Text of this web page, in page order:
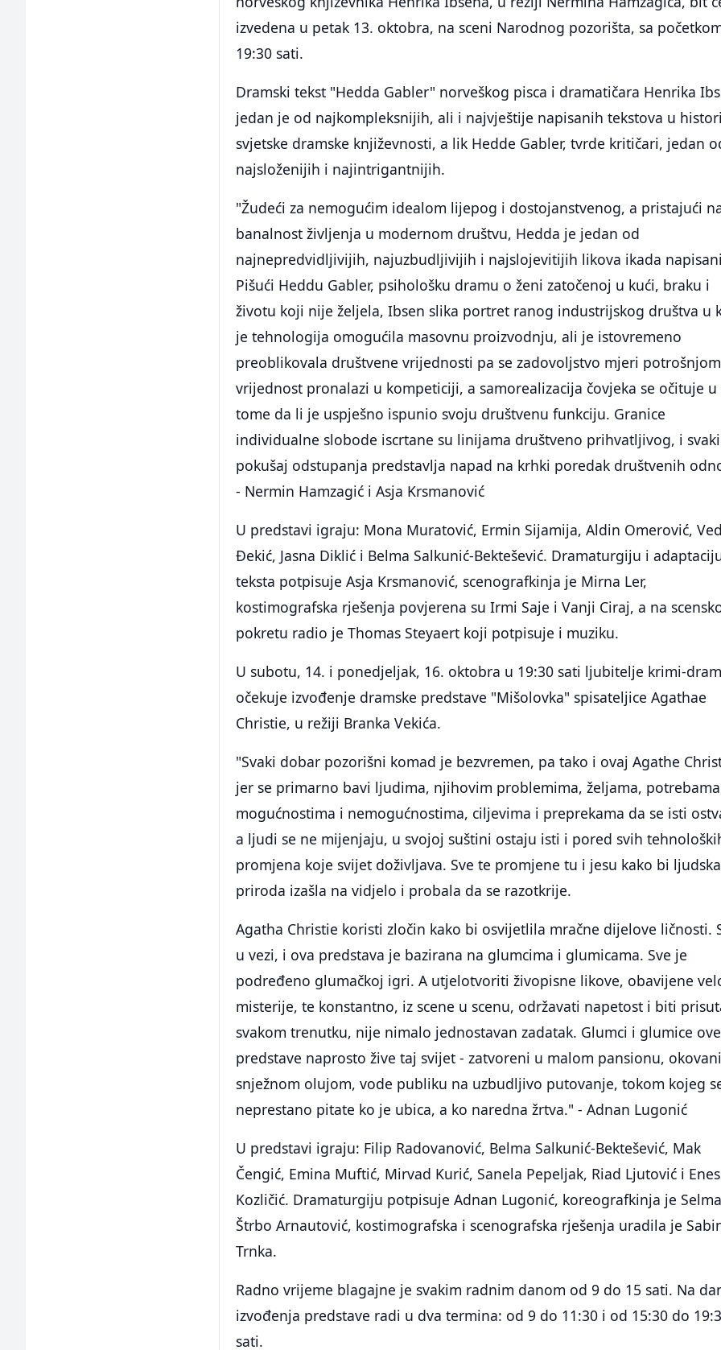
izvedena u petak 13. oktobra, na sceni Narodnog pozorišta, sa
19:30 sati.
Dramski tekst "Hedda Gabler" norveškog pisca i dramatičara Henrika
jedan je od najkompleksnijih, ali i najvještije napisanih tekstova u
svjetske dramske književnosti, a lik Hedde Gabler, tvrde kritičari, jedan
najsloženijih i najintrigantnijih.
"Žudeći za nemogućim idealom lijepog i dostojanstvenog, a pristajući
banalnost življenja u modernom društvu, Hedda je jedan od
najnepredvidljivijih, najuzbudljivijih i najslojevitijih likova ikada
Pišući Heddu Gabler, psihološku dramu o ženi zatočenoj u kući, braku i
životu koji nije željela, Ibsen slika portret ranog industrijskog društva u
je tehnologija omogućila masovnu proizvodnju, ali je istovremeno
preoblikovala društvene vrijednosti pa se zadovoljstvo mjeri
vrijednost pronalazi u kompeticiji, a samorealizacija čovjeka se očituje u
tome da li je uspješno ispunio svoju društvenu funkciju. Granice
individualne slobode iscrtane su linijama društveno prihvatljivog, i svaki
pokušaj odstupanja predstavlja napad na krhki poredak društvenih
- Nermin Hamzagić i Asja Krsmanović
U predstavi igraju: Mona Muratović, Ermin Sijamija, Aldin Omerović,
Đekić, Jasna Diklić i Belma Salkunić-Bektešević. Dramaturgiju i
teksta potpisuje Asja Krsmanović, scenografkinja je Mirna Ler,
kostimografska rješenja povjerena su Irmi Saje i Vanji Ciraj, a na
pokretu radio je Thomas Steyaert koji potpisuje i muziku.
U subotu, 14. i ponedjeljak, 16. oktobra u 19:30 sati ljubitelje krimi-
očekuje izvođenje dramske predstave "Mišolovka" spisateljice Agathae
Christie, u režiji Branka Vekića.
"Svaki dobar pozorišni komad je bezvremen, pa tako i ovaj Agathe
jer se primarno bavi ljudima, njihovim problemima, željama,
mogućnostima i nemogućnostima, ciljevima i preprekama da se isti
a ljudi se ne mijenjaju, u svojoj suštini ostaju isti i pored svih
promjena koje svijet doživljava. Sve te promjene tu i jesu kako bi ljudska
priroda izašla na vidjelo i probala da se razotkrije.
Agatha Christie koristi zločin kako bi osvijetlila mračne dijelove ličnosti.
u vezi, i ova predstava je bazirana na glumcima i glumicama. Sve je
podređeno glumačkoj igri. A utjelotvoriti živopisne likove, obavijene
misterije, te konstantno, iz scene u scenu, održavati napetost i biti
svakom trenutku, nije nimalo jednostavan zadatak. Glumci i glumice ove
predstave naprosto žive taj svijet - zatvoreni u malom pansionu, okovani
snježnom olujom, vode publiku na uzbudljivo putovanje, tokom kojeg
neprestano pitate ko je ubica, a ko naredna žrtva." - Adnan Lugonić
U predstavi igraju: Filip Radovanović, Belma Salkunić-Bektešević, Mak
Čengić, Emina Muftić, Mirvad Kurić, Sanela Pepeljak, Riad Ljutović i Enes
Kozličić. Dramaturgiju potpisuje Adnan Lugonić, koreografkinja je Selma
Štrbo Arnautović, kostimografska i scenografska rješenja uradila je
Trnka.
Radno vrijeme blagajne je svakim radnim danom od 9 do 15 sati. Na
izvođenja predstave radi u dva termina: od 9 do 11:30 i od 15:30 do
sati.